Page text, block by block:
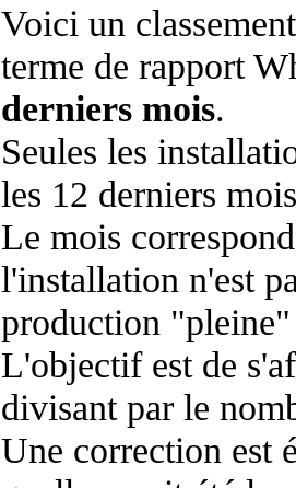
Voici un
terme de rapport
derniers mois.
Seules les
les 12 derniers
Le mois
l'installation n'est
production "pleine"
L'objectif est de
divisant par le
Une correction est